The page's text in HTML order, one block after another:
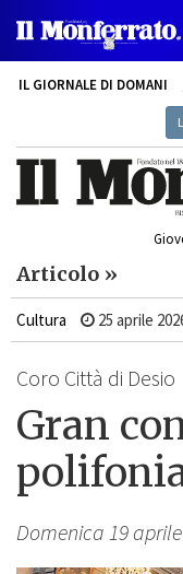
IL GIORNALE DI DOMANI
Articolo »
Cultura 25 aprile
Coro Città di Desio
Gran
Domenica 19 aprile